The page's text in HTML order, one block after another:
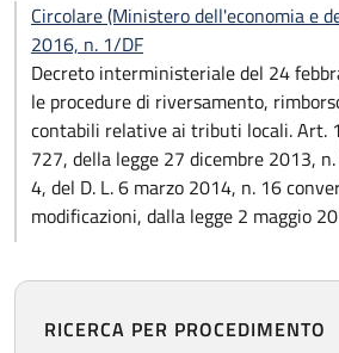
Circolare (Ministero dell'economia e
2016, n. 1/DF
Decreto interministeriale del 24
le procedure di riversamento,
contabili relative ai tributi locali. Art.
727, della legge 27 dicembre 2013,
4, del D. L. 6 marzo 2014, n. 16
modificazioni, dalla legge 2 maggio
RICERCA PER PROCEDIMENTO